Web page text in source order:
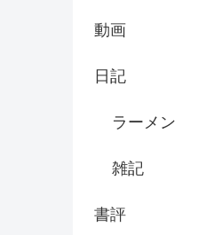
動画
日記
ラーメン
雑記
書評